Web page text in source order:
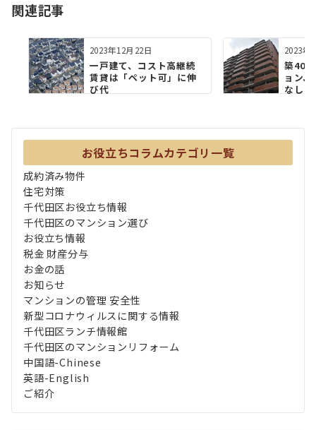
ン
関連記事
2023年12月22日
⼀⼾建て、コスト⾼継続
賃貸は「ペット可」に伸
び代
2023年
築40
ョン
なし
お役立ちコラムカテゴリ一覧
成約済み物件
住宅対策
千代田区お役立ち情報
千代田区のマンション選び
お役立ち情報
税金 財産分与
お金の話
お知らせ
マンションの管理 安全性
新型コロナウィルスに関する情報
千代田区ランチ情報館
千代田区のマンションリフォーム
中国語-Chinese
英語-English
ご紹介